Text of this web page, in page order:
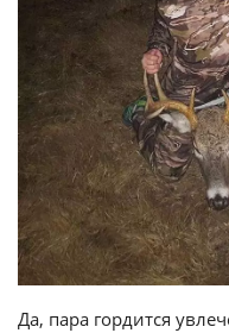
Да, пара гордится